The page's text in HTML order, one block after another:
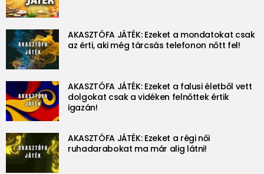
AKASZTÓFA JÁTÉK: Ezeket a mondatokat csak
az érti, aki még tárcsás telefonon nőtt fel!
AKASZTÓFA JÁTÉK: Ezeket a falusi életből vett
dolgokat csak a vidéken felnőttek értik
igazán!
AKASZTÓFA JÁTÉK: Ezeket a régi női
ruhadarabokat ma már alig látni!